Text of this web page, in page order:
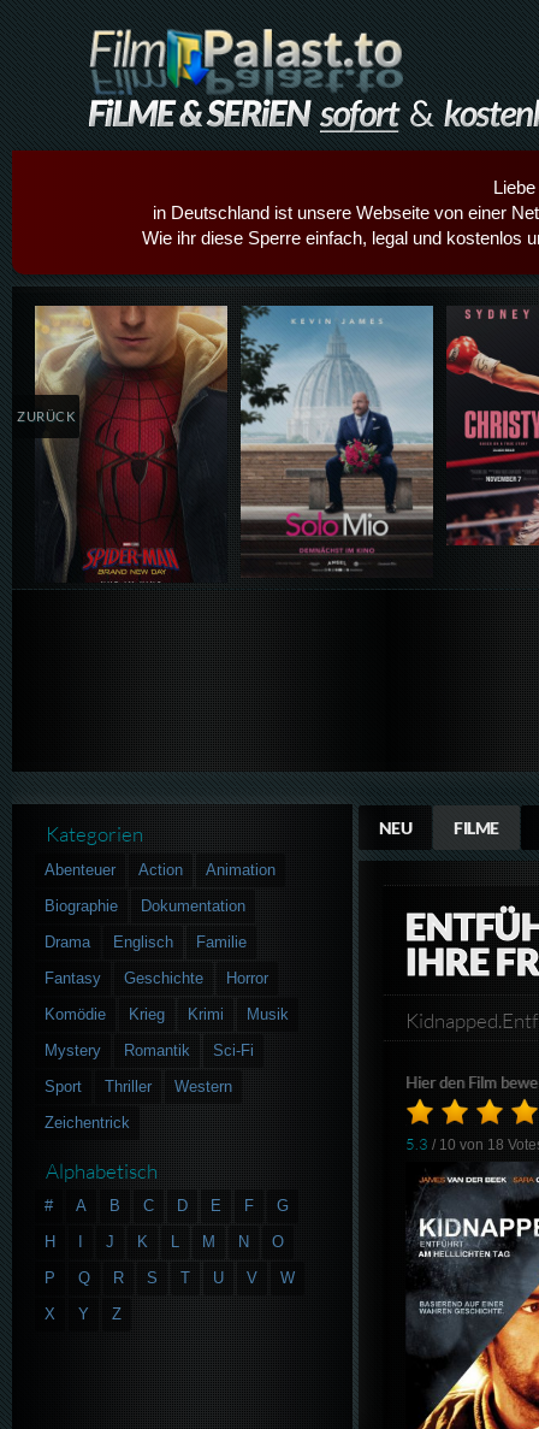
in Deutschland ist unsere Webseite von einer
Wie ihr diese Sperre einfach, legal und kostenlos
Details,Play Details,Play
ZURÜCK
NEU FILME
IHRE
Hier den Film
5.3 / 10 von 18
Kategorien
Abenteuer Action
Animation
Biographie
Dokumentation
Drama
Englisch
Familie
Fantasy
Geschichte
Horror
Komödie
Krieg Krimi
Musik
Mystery
Romantik
Sci-Fi
Sport
Thriller
Western
Zeichentrick
Alphabetisch
# A B C D E F
G
H
J K L M N
O
P
Q R S T U V
W
X
Y Z